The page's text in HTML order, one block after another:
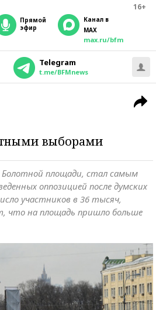
16+
прямой
эфир
Канал в
MAX
max.ru/bfm
Telegram
t.me/BFMnews
выборами
площади, стал самым
оппозицией после думских
участников в 36 тысяч,
что на площадь пришло больше